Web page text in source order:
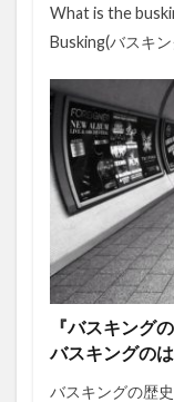
What is the
Busking(バスキ
『バスキング
バスキングの
バスキングの歴